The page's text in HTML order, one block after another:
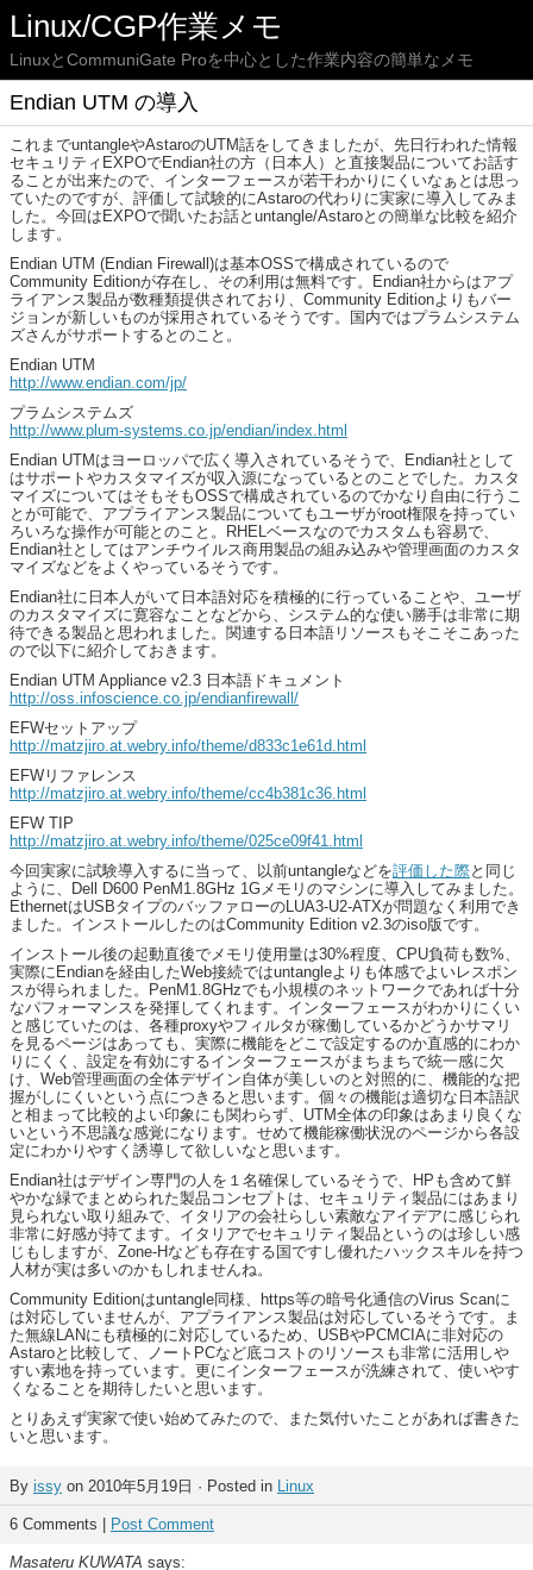
Linux/CGP作業メモ
LinuxとCommuniGate Proを中心とした作業内容の簡単なメモ
Endian UTM の導入
これまでuntangleやAstaroのUTM話をしてきましたが、先日行われた情報
セキュリティEXPOでEndian社の方（日本人）と直接製品についてお話す
ることが出来たので、インターフェースが若干わかりにくいなぁとは思っ
ていたのですが、評価して試験的にAstaroの代わりに実家に導入してみま
した。今回はEXPOで聞いたお話とuntangle/Astaroとの簡単な比較を紹介
します。
Endian UTM (Endian Firewall)は基本OSSで構成されているので
Community Editionが存在し、その利用は無料です。Endian社からはアプ
ライアンス製品が数種類提供されており、Community Editionよりもバー
ジョンが新しいものが採用されているそうです。国内ではプラムシステム
ズさんがサポートするとのこと。
Endian UTM
http://www.endian.com/jp/
プラムシステムズ
http://www.plum-systems.co.jp/endian/index.html
Endian UTMはヨーロッパで広く導入されているそうで、Endian社として
はサポートやカスタマイズが収入源になっているとのことでした。カスタ
マイズについてはそもそもOSSで構成されているのでかなり自由に行うこ
とが可能で、アプライアンス製品についてもユーザがroot権限を持ってい
ろいろな操作が可能とのこと。RHELベースなのでカスタムも容易で、
Endian社としてはアンチウイルス商用製品の組み込みや管理画面のカスタ
マイズなどをよくやっているそうです。
Endian社に日本人がいて日本語対応を積極的に行っていることや、ユーザ
のカスタマイズに寛容なことなどから、システム的な使い勝手は非常に期
待できる製品と思われました。関連する日本語リソースもそこそこあった
ので以下に紹介しておきます。
Endian UTM Appliance v2.3 日本語ドキュメント
http://oss.infoscience.co.jp/endianfirewall/
EFWセットアップ
http://matzjiro.at.webry.info/theme/d833c1e61d.html
EFWリファレンス
http://matzjiro.at.webry.info/theme/cc4b381c36.html
EFW TIP
http://matzjiro.at.webry.info/theme/025ce09f41.html
今回実家に試験導入するに当って、以前untangleなどを評価した際と同じ
ように、Dell D600 PenM1.8GHz 1Gメモリのマシンに導入してみました。
EthernetはUSBタイプのバッファローのLUA3-U2-ATXが問題なく利用でき
ました。インストールしたのはCommunity Edition v2.3のiso版です。
インストール後の起動直後でメモリ使用量は30%程度、CPU負荷も数%、
実際にEndianを経由したWeb接続ではuntangleよりも体感でよいレスポン
スが得られました。PenM1.8GHzでも小規模のネットワークであれば十分
なパフォーマンスを発揮してくれます。インターフェースがわかりにくい
と感じていたのは、各種proxyやフィルタが稼働しているかどうかサマリ
を見るページはあっても、実際に機能をどこで設定するのか直感的にわか
りにくく、設定を有効にするインターフェースがまちまちで統一感に欠
け、Web管理画面の全体デザイン自体が美しいのと対照的に、機能的な把
握がしにくいという点につきると思います。個々の機能は適切な日本語訳
と相まって比較的よい印象にも関わらず、UTM全体の印象はあまり良くな
いという不思議な感覚になります。せめて機能稼働状況のページから各設
定にわかりやすく誘導して欲しいなと思います。
Endian社はデザイン専門の人を１名確保しているそうで、HPも含めて鮮
やかな緑でまとめられた製品コンセプトは、セキュリティ製品にはあまり
見られない取り組みで、イタリアの会社らしい素敵なアイデアに感じられ
非常に好感が持てます。イタリアでセキュリティ製品というのは珍しい感
じもしますが、Zone-Hなども存在する国ですし優れたハックスキルを持つ
人材が実は多いのかもしれませんね。
Community Editionはuntangle同様、https等の暗号化通信のVirus Scanに
は対応していませんが、アプライアンス製品は対応しているそうです。ま
た無線LANにも積極的に対応しているため、USBやPCMCIAに非対応の
Astaroと比較して、ノートPCなど底コストのリソースも非常に活用しや
すい素地を持っています。更にインターフェースが洗練されて、使いやす
くなることを期待したいと思います。
とりあえず実家で使い始めてみたので、また気付いたことがあれば書きた
いと思います。
By issy on 2010年5月19日 · Posted in Linux
6 Comments | Post Comment
Masateru KUWATA says: